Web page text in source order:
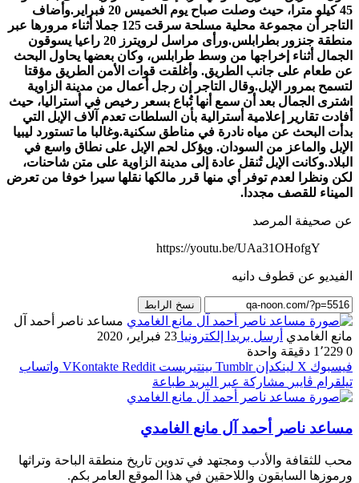
45 كيلو مترا، حيث وصلت صباح يوم الخميس 20 فبراير.وأضاف
التاجر أن مجموعة محلية مسلحة سرقت 125 جملا أثناء مرورها عبر
منطقة جنزور بطرابلس.ورأى مراسل لرويترز 20 راعيا يسوقون
الجمال أثناء إخراجها من وسط طرابلس، وكان بعضها يحاول البحث
عن طعام على جانب الطريق. وأغلقت قوات الأمن الطريق مؤقتا
لتسمح بمرور الإبل.وقال التاجر إن رجل أعمال من مدينة الزاوية
اشترى الجمال بعد أن سمع أنها تُباع بسعر رخيص في أستراليا، حيث
أفادت تقارير إعلامية أسترالية بأن السلطات تعدم آلاف الإبل التي
بدأت البحث عن مياه نادرة في مناطق سكنية.وغالبا ما تستورد ليبيا
الإبل والماعز من السودان. ويؤكل لحم الإبل على نطاق واسع في
البلاد.وكانت الإبل تُنقل عادة إلى مدينة الزاوية على متن شاحنات،
لكن ونظرا لعدم توفر أي منها قرر مالكها نقلها سيرا خوفا من تعرض
الميناء للقصف مجددا.
عن صحيفة المرصد
https://youtu.be/UAa31OHofgY
الفيديو عن قطوف دانيه
نسخ الرابط
مساعد ناصر أحمد آل
مانع الغامدي أرسل بريدا إلكترونيا 23 فبراير، 2020
0
دقيقة واحدة
فيسبوك ‫X لينكدإن بينتيريست
واتساب
تيلقرام ڤايبر مشاركة عبر البريد طباعة
مساعد ناصر أحمد آل مانع الغامدي
محب للثقافة والأدب ومجتهد في تدوين تاريخ منطقة الباحة وتراثها
ورموزها السابقون واللاحقين في هذا الموقع العامر بكم.